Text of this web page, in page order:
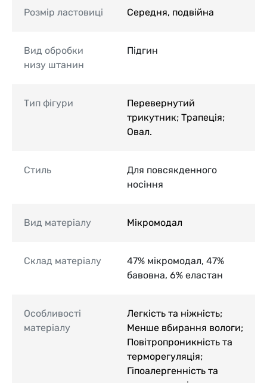
Розмір ластовиці Середня, подвійна
Вид обробки
низу штанин
Підгин
Тип фігури
Перевернутий
трикутник; Трапеція;
Овал.
Стиль
Для повсякденного
носіння
Вид матеріалу Мікромодал
Склад матеріалу
47% мікромодал, 47%
бавовна, 6% еластан
Особливості
матеріалу
Легкість та ніжність;
Менше вбирання вологи;
Повітропроникність та
терморегуляція;
Гіпоалергенність та